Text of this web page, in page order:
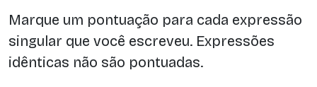
Marque um pontuação para cada expressão
singular que você escreveu. Expressões
idênticas não são pontuadas.